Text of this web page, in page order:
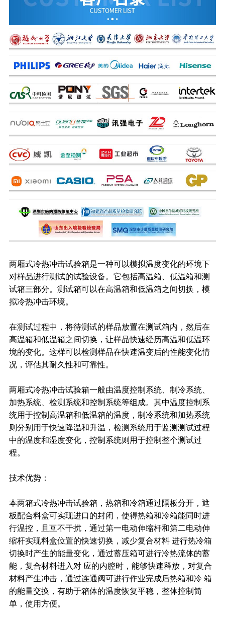
两厢式冷热冲击试验箱是一种可以模拟温度变化的环境下
对样品进行测试的试验设备。它包括高温箱、低温箱和测
试箱三部分。测试箱可以在高温箱和低温箱之间切换，模
拟冷热冲击环境。
在测试过程中，将待测试的样品放置在测试箱内，然后在
高温箱和低温箱之间切换，让样品快速经历高温和低温环
境的变化。这样可以检测样品在快速温变后的性能变化情
况，评估其耐久性和可靠性。
两厢式冷热冲击试验箱一般由温度控制系统、制冷系统、
加热系统、检测系统和控制系统等组成。其中温度控制系
统用于控制高温箱和低温箱的温度，制冷系统和加热系统
则分别用于快速降温和升温，检测系统用于监测测试过程
中的温度和湿度变化，控制系统则用于控制整个测试过
程。
技术优势：
本两箱式冷热冲击试验箱，热箱和冷箱通过隔板分开，遮
板配合料盒可实现进口的封闭，使得热箱和冷箱能同时进
行温控，且互不干扰，通过第一电动伸缩杆和第二电动伸
缩杆实现料盒位置的快速切换，减少复合材料 进行热冷箱
切换时产生的能量变化，通过蓄压箱可进行冷热流体的蓄
能，复合材料进入对 应的内腔时，能够快速释放，对复合
材料产生冲击，通过连通阀可进行作业完成后热箱和冷 箱
的能量交换，有助于箱体的温度恢复平稳，整体控制简
单，使用方便。